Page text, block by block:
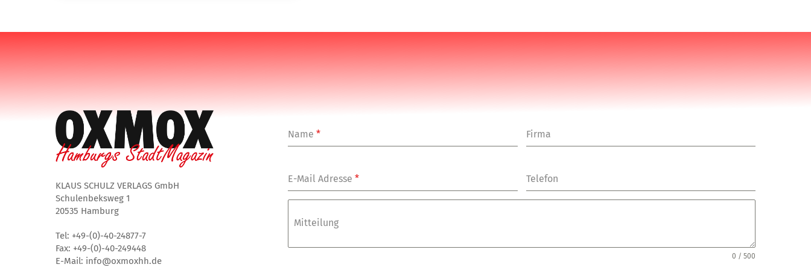
KLAUS SCHULZ VERLAGS GmbH
Schulenbeksweg 1
20535 Hamburg
Tel: +49-(0)-40-24877-7
Fax: +49-(0)-40-249448
E-Mail: info@oxmoxhh.de
Name* Firma
E-Mail Adresse* Telefon
Mitteilung
0 / 500